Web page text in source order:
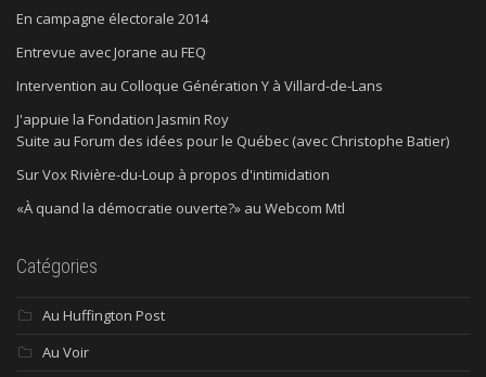
En campagne électorale 2014
Entrevue avec Jorane au FEQ
Intervention au Colloque Génération Y à Villard-de-Lans
J'appuie la Fondation Jasmin Roy
Suite au Forum des idées pour le Québec (avec Christophe Batier)
Sur Vox Rivière-du-Loup à propos d'intimidation
«À quand la démocratie ouverte?» au Webcom Mtl
Catégories
Au Huffington Post
Au Voir